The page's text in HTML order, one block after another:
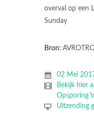
overval op een
Sunday
Bron:
02 Mei
Bekijk hier
Opsporing
Uitzending